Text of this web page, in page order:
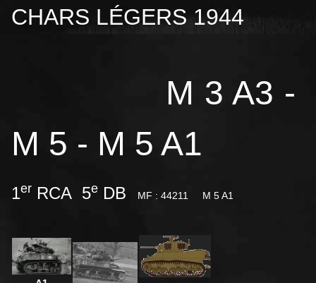
CHARS LÉGERS 1944
M 3 A3 -
M 5 - M 5 A1
1er RCA 5e DB MF : 44211 M 5 A1